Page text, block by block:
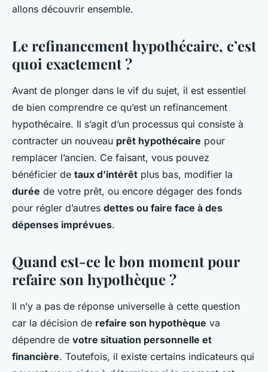
allons découvrir ensemble.
Le refinancement hypothécaire, c’est
quoi exactement ?
Avant de plonger dans le vif du sujet, il est essentiel
de bien comprendre ce qu’est un refinancement
hypothécaire. Il s’agit d’un processus qui consiste à
contracter un nouveau prêt hypothécaire pour
remplacer l’ancien. Ce faisant, vous pouvez
bénéficier de taux d’intérêt plus bas, modifier la
durée de votre prêt, ou encore dégager des fonds
pour régler d’autres dettes ou faire face à des
dépenses imprévues.
Quand est-ce le bon moment pour
refaire son hypothèque ?
Il n’y a pas de réponse universelle à cette question
car la décision de refaire son hypothèque va
dépendre de votre situation personnelle et
financière. Toutefois, il existe certains indicateurs qui